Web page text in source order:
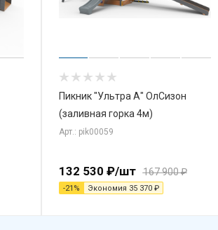
Пикник "Ультра А" ОлСизон
(заливная горка 4м)
Арт.: pik00059
132 530 ₽/шт 167 900₽
-21 % Экономия 35 370₽